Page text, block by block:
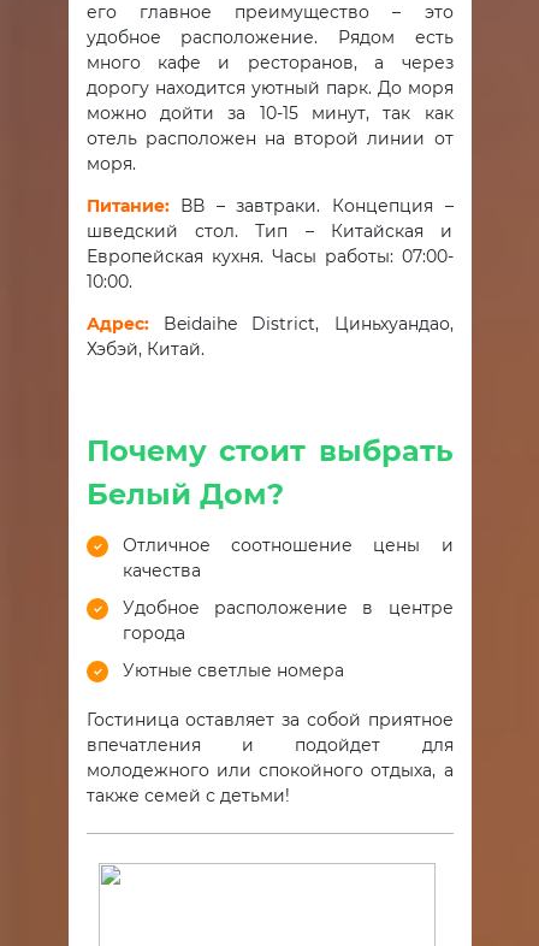
его главное преимущество – это
удобное расположение. Рядом есть
много кафе и ресторанов, а через
дорогу находится уютный парк. До моря
можно дойти за 10-15 минут, так как
отель расположен на второй линии от
моря.
Питание: ВВ – завтраки. Концепция –
шведский стол. Тип – Китайская и
Европейская кухня. Часы работы: 07:00-
10:00.
Адрес:
Beidaihe District, Циньхуандао,
Хэбэй, Китай.
Почему стоит выбрать
Белый Дом?
Отличное соотношение цены и
качества
Удобное расположение в центре
города
Уютные светлые номера
Гостиница оставляет за собой приятное
впечатления и подойдет для
молодежного или спокойного отдыха, а
также семей с детьми!